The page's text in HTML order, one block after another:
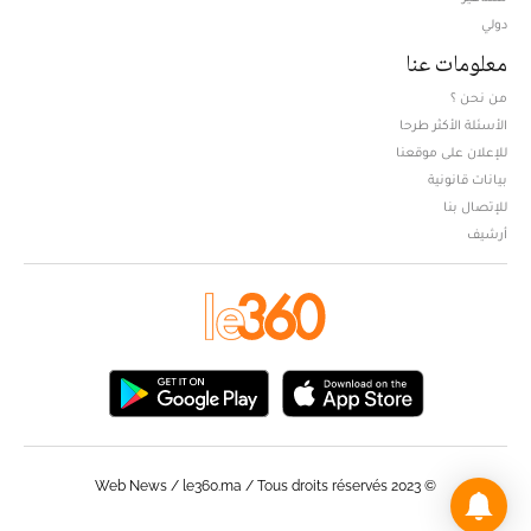
دولي
معلومات عنا
من نحن ؟
الأسئلة الأكثر طرحا
للإعلان على موقعنا
بيانات قانونية
للإتصال بنا
أرشيف
© Web News / le360.ma / Tous droits réservés 2023